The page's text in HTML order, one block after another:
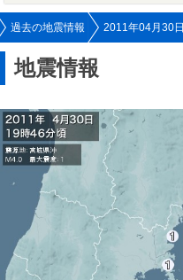
過去の地震情報 2011年04月30日
地震情報